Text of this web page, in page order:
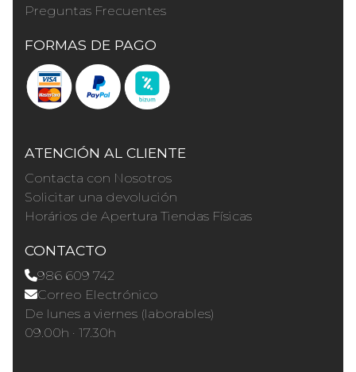
Preguntas Frecuentes
FORMAS DE PAGO
ATENCIÓN AL CLIENTE
Contacta con Nosotros
Solicitar una devolución
Horários de Apertura Tiendas Físicas
CONTACTO
986 609 742
Correo Electrónico
De lunes a viernes (laborables)
09.00h · 17.30h